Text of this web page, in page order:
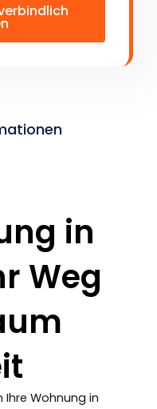
in
Weg
Ihre Wohnung in